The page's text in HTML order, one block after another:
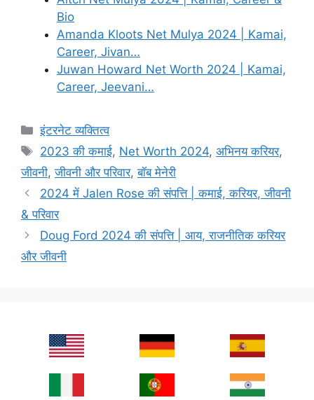
Bio
Amanda Kloots Net Mulya 2024 | Kamai,
Career, Jivan…
Juwan Howard Net Worth 2024 | Kamai,
Career, Jeevani…
Categories
इंटरनेट व्यक्तित्व
Tags
2023 की कमाई, Net Worth 2024,अभिनय करियर,
जीवनी,जीवनी और परिवार,बॉब मेनेरी
2024 में Jalen Rose की संपत्ति | कमाई, करियर, जीवनी
& परिवार
Doug Ford 2024 की संपत्ति | आय, राजनीतिक करियर
और जीवनी